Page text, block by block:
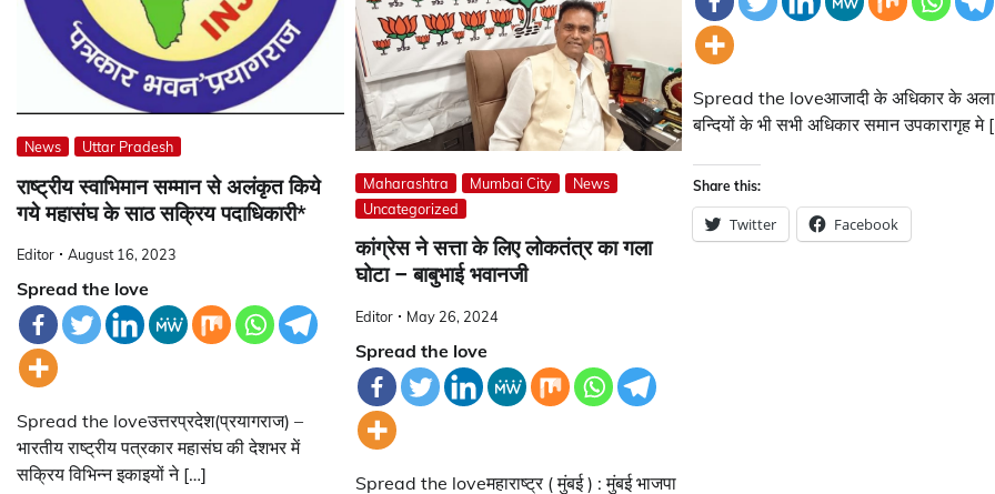
News Uttar Pradesh
राष्ट्रीय स्वाभिमान सम्मान से अलंकृत किये
गये महासंघ के साठ सक्रिय पदाधिकारी*
Editor August 16, 2023
Spread the love
Spread the loveउत्तरप्रदेश(प्रयागराज) –
भारतीय राष्ट्रीय पत्रकार महासंघ की देशभर में
सक्रिय विभिन्न इकाइयों ने […]
Maharashtra Mumbai City
News
Uncategorized
कांग्रेस ने सत्ता के लिए लोकतंत्र का गला
घोटा – बाबुभाई भवानजी
Editor May 26, 2024
Spread the love
Spread the loveमहाराष्ट्र ( मुंबई ) : मुंबई भाजपा
Spread the loveआजादी के अधिकार के
बन्दियों के भी सभी अधिकार समान उपकारागृह मे
Share this:
Twitter Facebook